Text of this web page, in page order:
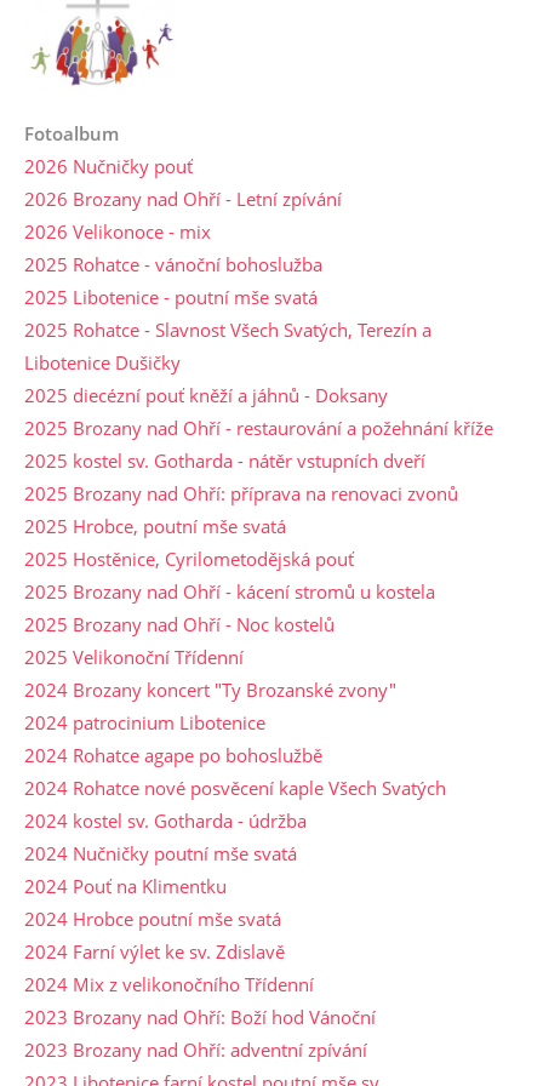
Fotoalbum
2026 Nučničky pouť
2026 Brozany nad Ohří - Letní zpívání
2026 Velikonoce - mix
2025 Rohatce - vánoční bohoslužba
2025 Libotenice - poutní mše svatá
2025 Rohatce - Slavnost Všech Svatých, Terezín a
Libotenice Dušičky
2025 diecézní pouť kněží a jáhnů - Doksany
2025 Brozany nad Ohří - restaurování a požehnání kříže
2025 kostel sv. Gotharda - nátěr vstupních dveří
2025 Brozany nad Ohří: příprava na renovaci zvonů
2025 Hrobce, poutní mše svatá
2025 Hostěnice, Cyrilometodějská pouť
2025 Brozany nad Ohří - kácení stromů u kostela
2025 Brozany nad Ohří - Noc kostelů
2025 Velikonoční Třídenní
2024 Brozany koncert "Ty Brozanské zvony"
2024 patrocinium Libotenice
2024 Rohatce agape po bohoslužbě
2024 Rohatce nové posvěcení kaple Všech Svatých
2024 kostel sv. Gotharda - údržba
2024 Nučničky poutní mše svatá
2024 Pouť na Klimentku
2024 Hrobce poutní mše svatá
2024 Farní výlet ke sv. Zdislavě
2024 Mix z velikonočního Třídenní
2023 Brozany nad Ohří: Boží hod Vánoční
2023 Brozany nad Ohří: adventní zpívání